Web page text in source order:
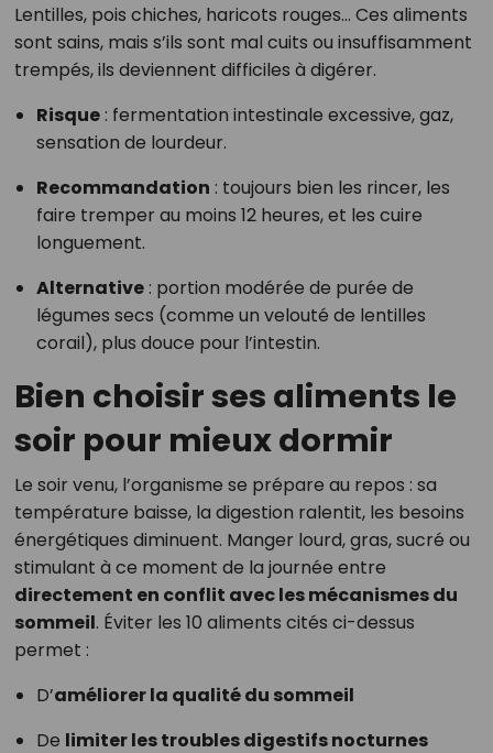
Lentilles, pois chiches, haricots rouges… Ces aliments
sont sains, mais s’ils sont mal cuits ou insuffisamment
trempés, ils deviennent difficiles à digérer.
Risque: fermentation intestinale excessive, gaz,
sensation de lourdeur.
Recommandation : toujours bien les rincer, les
faire tremper au moins 12 heures, et les cuire
longuement.
Alternative: portion modérée de purée de
légumes secs (comme un velouté de lentilles
corail), plus douce pour l’intestin.
Bien choisir ses aliments le
soir pour mieux dormir
Le soir venu, l’organisme se prépare au repos : sa
température baisse, la digestion ralentit, les besoins
énergétiques diminuent. Manger lourd, gras, sucré ou
stimulant à ce moment de la journée entre
directement en conflit avec les mécanismes du
sommeil. Éviter les 10 aliments cités ci-dessus
permet :
D’améliorer la qualité du sommeil
De limiter les troubles digestifs nocturnes